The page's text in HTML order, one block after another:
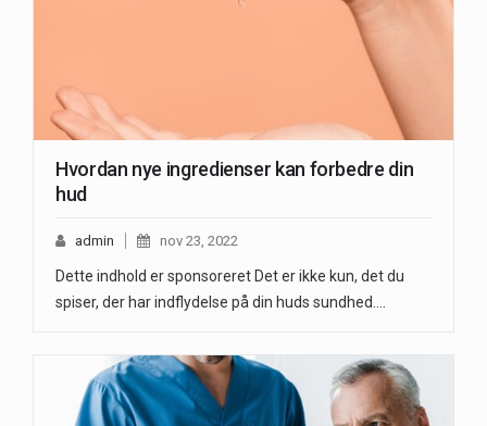
Hvordan nye ingredienser kan forbedre din
hud
admin nov 23, 2022
Dette indhold er sponsoreret Det er ikke kun, det du
spiser, der har indflydelse på din huds sundhed.…